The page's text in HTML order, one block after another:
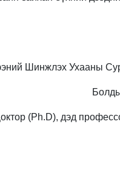
Шинжлэх Ухааны
(Ph.D), дэд